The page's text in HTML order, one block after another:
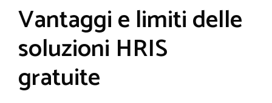
Vantaggi e limiti delle
soluzioni HRIS
gratuite